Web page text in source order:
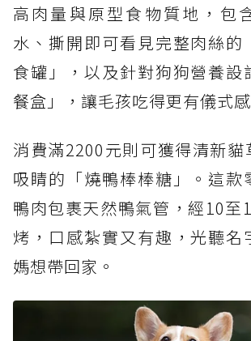
高肉量與原型食物質地，包
水、撕開即可看見完整肉絲的
食罐」，以及針對狗狗營養設
餐盒」，讓毛孩吃得更有儀式感
消費滿2200元則可獲得清新貓
吸睛的「燒鴨棒棒糖」。這款
鴨肉包裹天然鴨氣管，經10至
烤，口感紮實又有趣，光聽名
媽想帶回家。